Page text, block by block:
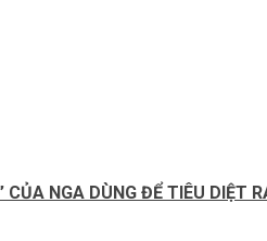
CỦA NGA DÙNG ĐỂ TIÊU DIỆT